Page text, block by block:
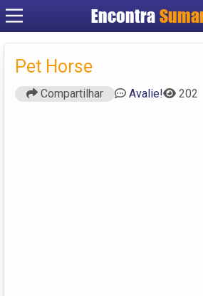
Encontra
Cadastrar
Pet Horse
Compartilhar Avalie! 202